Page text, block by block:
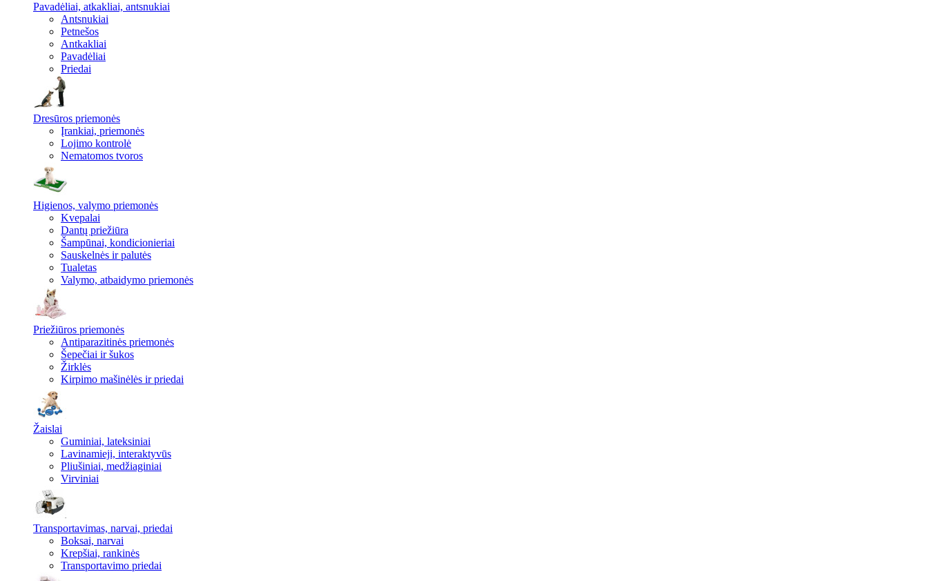
Pavadėliai, atkakliai, antsnukiai
Antsnukiai
Petnešos
Antkakliai
Pavadėliai
Priedai
Dresūros priemonės
Įrankiai, priemonės
Lojimo kontrolė
Nematomos tvoros
Higienos, valymo priemonės
Kvepalai
Dantų priežiūra
Šampūnai, kondicionieriai
Sauskelnės ir palutės
Tualetas
Valymo, atbaidymo priemonės
Priežiūros priemonės
Antiparazitinės priemonės
Šepečiai ir šukos
Žirklės
Kirpimo mašinėlės ir priedai
Žaislai
Guminiai, lateksiniai
Lavinamieji, interaktyvūs
Pliušiniai, medžiaginiai
Virviniai
Transportavimas, narvai, priedai
Boksai, narvai
Krepšiai, rankinės
Transportavimo priedai